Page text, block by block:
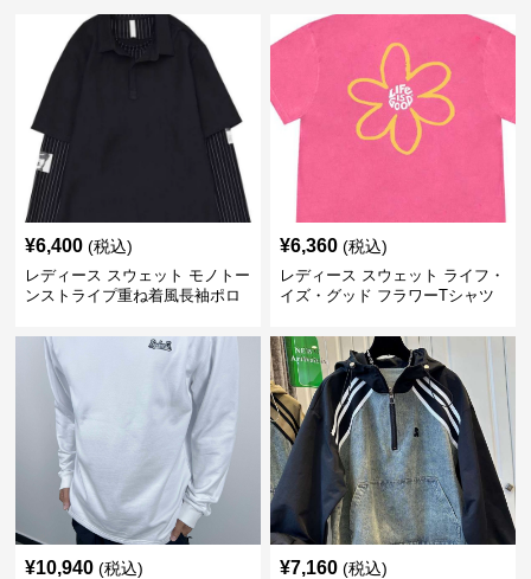
¥6,400 (税込)
レディース スウェット モノトー
ンストライプ重ね着風長袖ポロ
¥6,360 (税込)
レディース スウェット ライフ・
イズ・グッド フラワーTシャツ
¥10,940 (税込) ¥7,160 (税込)